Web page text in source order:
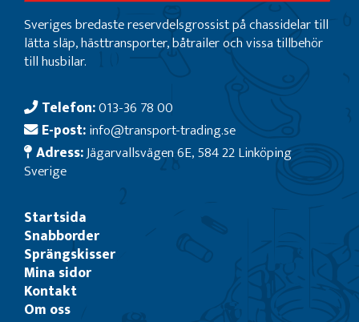
Sveriges bredaste reservdelsgrossist på chassidelar till
lätta släp, hästtransporter, båtrailer och vissa tillbehör
till husbilar.
Telefon:013-36 78 00
E-post:info@transport-trading.se
Adress:Jägarvallsvägen 6E, 584 22 Linköping
Sverige
Startsida
Snabborder
Sprängskisser
Mina sidor
Kontakt
Om oss